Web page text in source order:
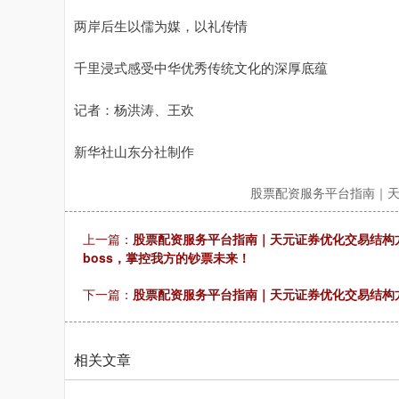
两岸后生以儒为媒，以礼传情
千里浸式感受中华优秀传统文化的深厚底蕴
记者：杨洪涛、王欢
新华社山东分社制作
股票配资服务平台指南｜
上一篇： 股票配资服务平台指南｜天元证券优化交易结
boss，掌控我方的钞票未来！
下一篇： 股票配资服务平台指南｜天元证券优化交易结
相关文章